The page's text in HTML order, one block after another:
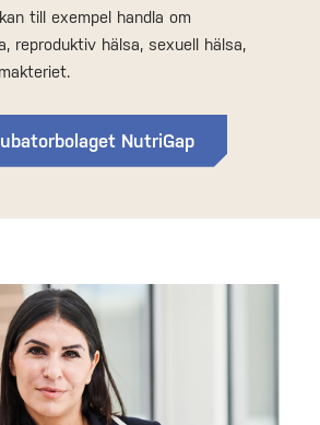
till exempel handla om
reproduktiv hälsa, sexuell hälsa,
NutriGap